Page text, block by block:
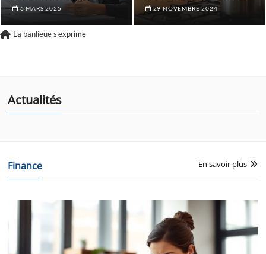
6 MARS 2025 29 NOVEMBRE 2024
La banlieue s'exprime
Actualités
Finance En savoir plus